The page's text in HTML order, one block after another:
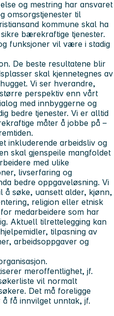
og mestring har ansvaret
omsorgstjenester til
kommune skal ha
bærekraftige tjenester.
funksjoner vil være i stadig
De beste resultatene blir
skal kjennetegnes av
Vi ser hverandre,
perspektiv enn vårt
med innbyggerne og
bedre tjenester. Vi er alltid
måter å jobbe på –
inkluderende arbeidsliv og
skal gjenspeile mangfoldet
med ulike
livserfaring og
bedre oppgaveløsning. Vi
søke, uansett alder, kjønn,
religion eller etnisk
medarbeidere som har
Aktuell tilrettelegging kan
tilpasning av
arbeidsoppgaver og
meroffentlighet, jf.
vil normalt
Det må foreligge
få innvilget unntak, jf.